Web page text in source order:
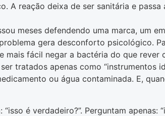
A reação deixa de ser sanitária e passa
meses defendendo uma marca, um
gera desconforto psicológico.
fácil negar a bactéria do que
tratados apenas como “instrumentos
ou água contaminada. E,
é verdadeiro?”. Perguntam apenas: